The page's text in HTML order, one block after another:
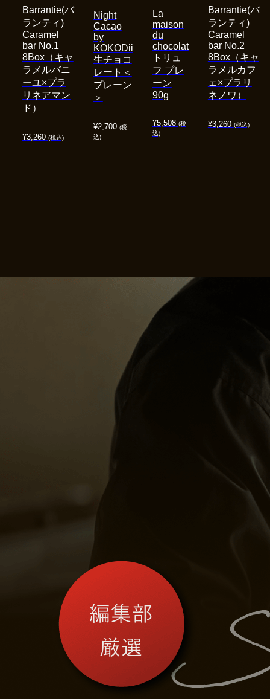
¥3,260 (税込)
Barrantie(バ
ランティ)
Caramel
bar No.1
8Box（キャ
ラメルバニ
ーユ×プラ
リネアマン
ド）
¥2,700 (税
込)
Night
Cacao
by
KOKODii
生チョコ
レート＜
プレーン
＞
¥5,508 (税
込)
La
maison
du
chocolat
トリュ
フ プレ
ーン
90g
¥3,260 (税込)
Barrantie(バ
ランティ)
Caramel
bar No.2
8Box（キャ
ラメルカフ
ェ×プラリ
ネノワ）